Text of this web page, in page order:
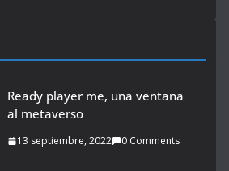
Ready player me, una ventana
al metaverso
13 septiembre, 2022 0 Comments